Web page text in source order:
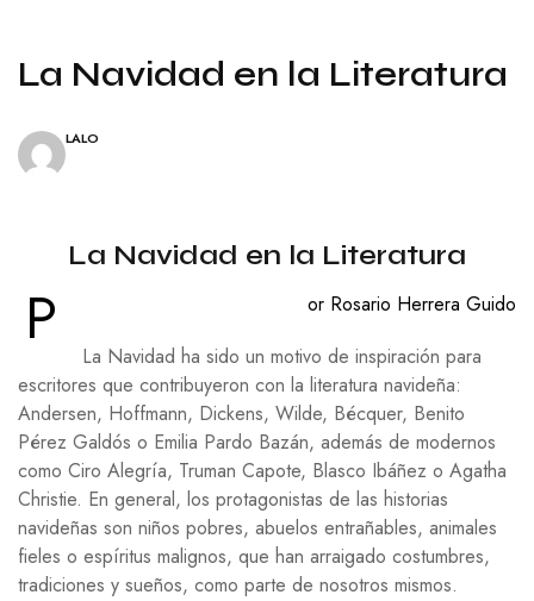
La Navidad en la Literatura
LALO
La Navidad en la Literatura
P
or Rosario Herrera Guido
La Navidad ha sido un motivo de inspiración para
escritores que contribuyeron con la literatura navideña:
Andersen, Hoffmann, Dickens, Wilde, Bécquer, Benito
Pérez Galdós o Emilia Pardo Bazán, además de modernos
como Ciro Alegría, Truman Capote, Blasco Ibáñez o Agatha
Christie. En general, los protagonistas de las historias
navideñas son niños pobres, abuelos entrañables, animales
fieles o espíritus malignos, que han arraigado costumbres,
tradiciones y sueños, como parte de nosotros mismos.